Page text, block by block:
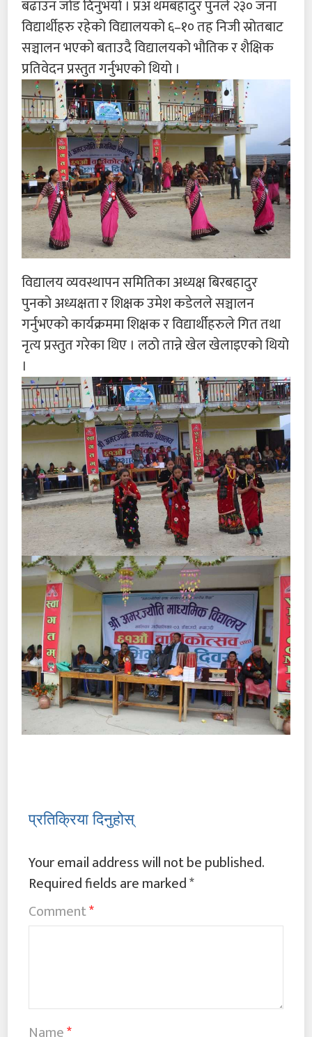
बढाउन जोड दिनुभयो । प्रअ थमबहादुर पुनले २३० जना
विद्यार्थीहरु रहेको विद्यालयको ६–१० तह निजी स्रोतबाट
सञ्चालन भएको बताउदै विद्यालयको भौतिक र शैक्षिक
प्रतिवेदन प्रस्तुत गर्नुभएको थियो ।
विद्यालय व्यवस्थापन समितिका अध्यक्ष बिरबहादुर
पुनको अध्यक्षता र शिक्षक उमेश कडेलले सञ्चालन
गर्नुभएको कार्यक्रममा शिक्षक र विद्यार्थीहरुले गित तथा
नृत्य प्रस्तुत गरेका थिए । लठो तान्ने खेल खेलाइएको थियो
।
प्रतिक्रिया दिनुहोस्
Your email address will not be published.
Required fields are marked*
Comment*